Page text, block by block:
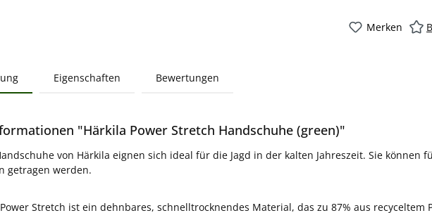
Merken
Eigenschaften Bewertungen
"Härkila Power Stretch Handschuhe (green)"
von Härkila eignen sich ideal für die Jagd in der kalten Jahreszeit. Sie können
getragen werden.
Stretch ist ein dehnbares, schnelltrocknendes Material, das zu 87% aus recyceltem